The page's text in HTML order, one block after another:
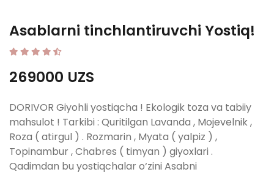
Asablarni tinchlantiruvchi Yostiq!
269000 UZS
DORIVOR Giyohli yostiqcha ! Ekologik toza va tabiiy
mahsulot ! Tarkibi : Quritilgan Lavanda , Mojevelnik ,
Roza ( atirgul ) . Rozmarin , Myata ( yalpiz ) ,
Topinambur , Chabres ( timyan ) giyoxlari .
Qadimdan bu yostiqchalar o‘zini Asabni